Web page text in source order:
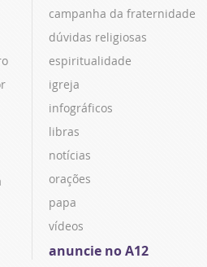
campanha da fraternidade
dúvidas religiosas
espiritualidade
igreja
infográficos
libras
notícias
orações
papa
vídeos
anuncie no A12